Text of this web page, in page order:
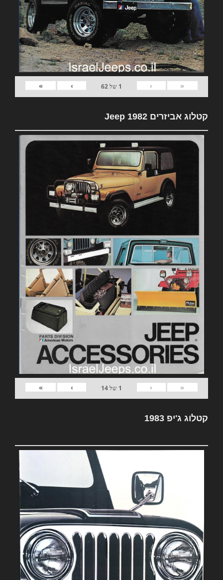
«
‹
1 של62
›
»
קטלוג אביזרים 1982 Jeep
«
‹
1 של14
›
»
קטלוג ג'יפ 1983